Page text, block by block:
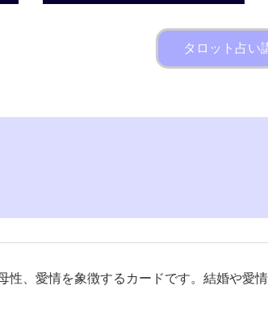
タロット占い
性、愛情を象徴するカードです。結婚や愛